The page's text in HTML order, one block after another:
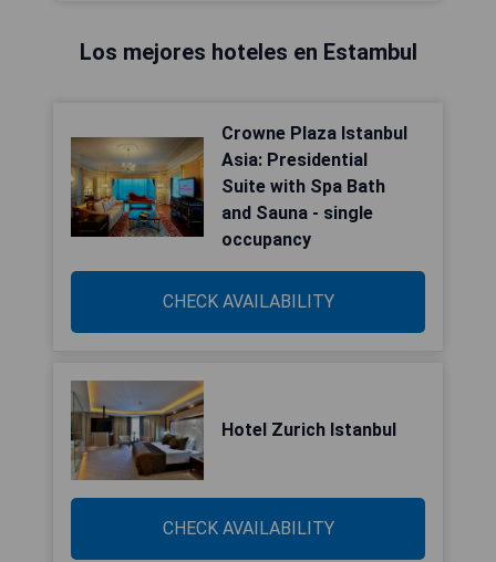
Los mejores hoteles en Estambul
Crowne Plaza Istanbul
Asia: Presidential
Suite with Spa Bath
and Sauna - single
occupancy
CHECK AVAILABILITY
Hotel Zurich Istanbul
CHECK AVAILABILITY